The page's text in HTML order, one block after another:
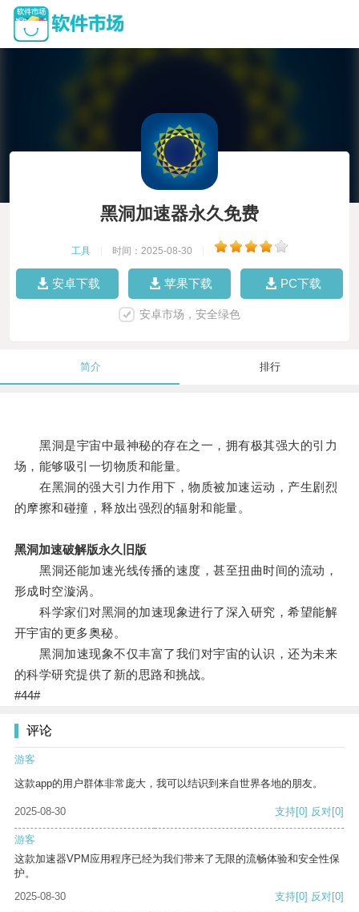
黑洞加速器永久免费
工具 时间：2025-08-30
安卓下载 苹果下载 PC下载
安卓市场，安全绿色
简介 排行
黑洞是宇宙中最神秘的存在之一，拥有极其强大的引力
场，能够吸引一切物质和能量。
在黑洞的强大引力作用下，物质被加速运动，产生剧烈
的摩擦和碰撞，释放出强烈的辐射和能量。
黑洞加速破解版永久旧版
黑洞还能加速光线传播的速度，甚至扭曲时间的流动，
形成时空漩涡。
科学家们对黑洞的加速现象进行了深入研究，希望能解
开宇宙的更多奥秘。
黑洞加速现象不仅丰富了我们对宇宙的认识，还为未来
的科学研究提供了新的思路和挑战。
#44#
评论
游客
这款app的用户群体非常庞大，我可以结识到来自世界各地的朋友。
2025-08-30 支持[0] 反对[0]
游客
这款加速器VPM应用程序已经为我们带来了无限的流畅体验和安全性保
护。
2025-08-30
支持[0] 反对[0]